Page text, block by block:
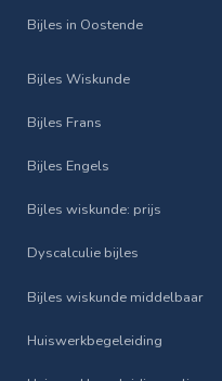
Bijles in Oostende
Bijles Wiskunde
Bijles Frans
Bijles Engels
Bijles wiskunde: prijs
Dyscalculie bijles
Bijles wiskunde middelbaar
Huiswerkbegeleiding